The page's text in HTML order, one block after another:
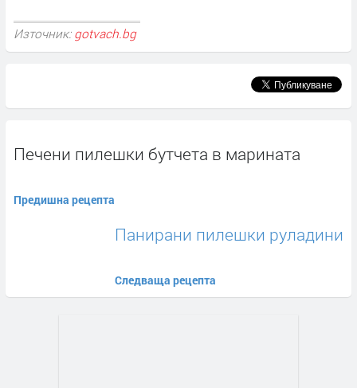
Източник: gotvach.bg
Печени пилешки бутчета в марината
Предишна рецепта
Панирани пилешки руладини
Следваща рецепта